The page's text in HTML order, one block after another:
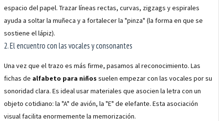
espacio del papel. Trazar líneas rectas, curvas, zigzags y espirales
ayuda a soltar la muñeca y a fortalecer la "pinza" (la forma en que se
sostiene el lápiz).
2. El encuentro con las vocales y consonantes
Una vez que el trazo es más firme, pasamos al reconocimiento. Las
fichas de alfabeto para niños suelen empezar con las vocales por su
sonoridad clara. Es ideal usar materiales que asocien la letra con un
objeto cotidiano: la "A" de avión, la "E" de elefante. Esta asociación
visual facilita enormemente la memorización.